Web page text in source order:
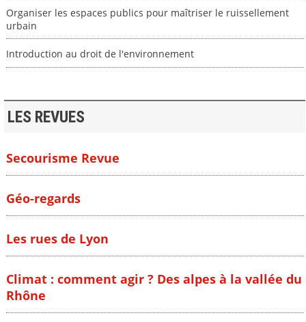
Organiser les espaces publics pour maîtriser le ruissellement
urbain
Introduction au droit de l'environnement
LES REVUES
Secourisme Revue
Géo-regards
Les rues de Lyon
Climat : comment agir ? Des alpes à la vallée du
Rhône